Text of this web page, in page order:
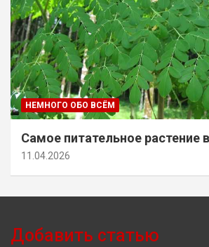
НЕМНОГО ОБО ВСЁМ
Самое питательное растение
11.04.2026
Добавить статью